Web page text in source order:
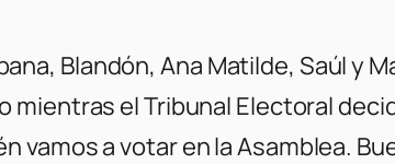
Blandón, Ana Matilde, Saúl y
mientras el Tribunal Electoral
a votar en la Asamblea.